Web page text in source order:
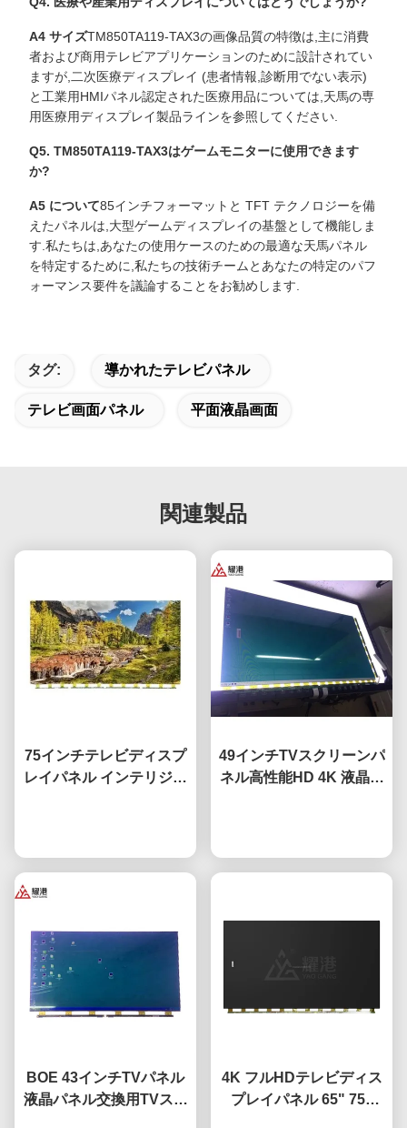
A4 サイズTM850TA119-TAX3の画像品質の特徴は,主に消費
者および商用テレビアプリケーションのために設計されてい
ますが,二次医療ディスプレイ (患者情報,診断用でない表示)
と工業用HMIパネル認定された医療用品については,天馬の専
用医療用ディスプレイ製品ラインを参照してください.
Q5. TM850TA119-TAX3はゲームモニターに使用できます
か?
A5 について85インチフォーマットと TFT テクノロジーを備
えたパネルは,大型ゲームディスプレイの基盤として機能しま
す.私たちは,あなたの使用ケースのための最適な天馬パネル
を特定するために,私たちの技術チームとあなたの特定のパフ
ォーマンス要件を議論することをお勧めします.
タグ: 導かれたテレビパネル
テレビ画面パネル 平面液晶画面
関連製品
75インチテレビディスプ
レイパネル インテリジェ
49インチTVスクリーンパ
ネル高性能HD 4K 液晶デ
BOE 43インチTVパネル
液晶パネル交換用TVスク
4K フルHDテレビディス
プレイパネル 65" 75"